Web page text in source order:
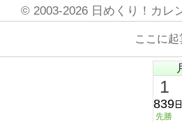
© 2003-2026 日めくり！カレ
ここに
1
839
先勝